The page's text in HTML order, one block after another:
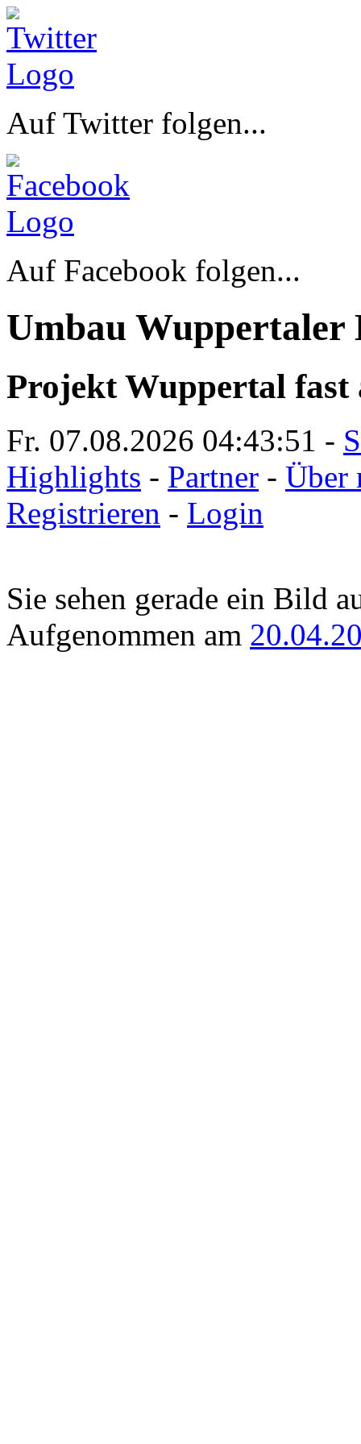
Auf Twitter folgen...
Auf Facebook folgen...
Umbau Wuppertaler
Projekt Wuppertal fast
Fr. 07.08.2026 04:43:51 -
Highlights - Partner - Über
Registrieren - Login
Sie sehen gerade ein Bild
Aufgenommen am